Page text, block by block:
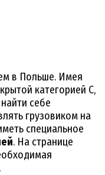
в Польше. Имея
категорией С,
себе
грузовиком на
специальное
. На странице